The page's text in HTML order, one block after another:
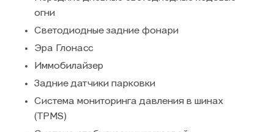
огни
Светодиодные задние фонари
Эра Глонасс
Иммобилайзер
Задние датчики парковки
Система мониторинга давления в шинах
(TPMS)